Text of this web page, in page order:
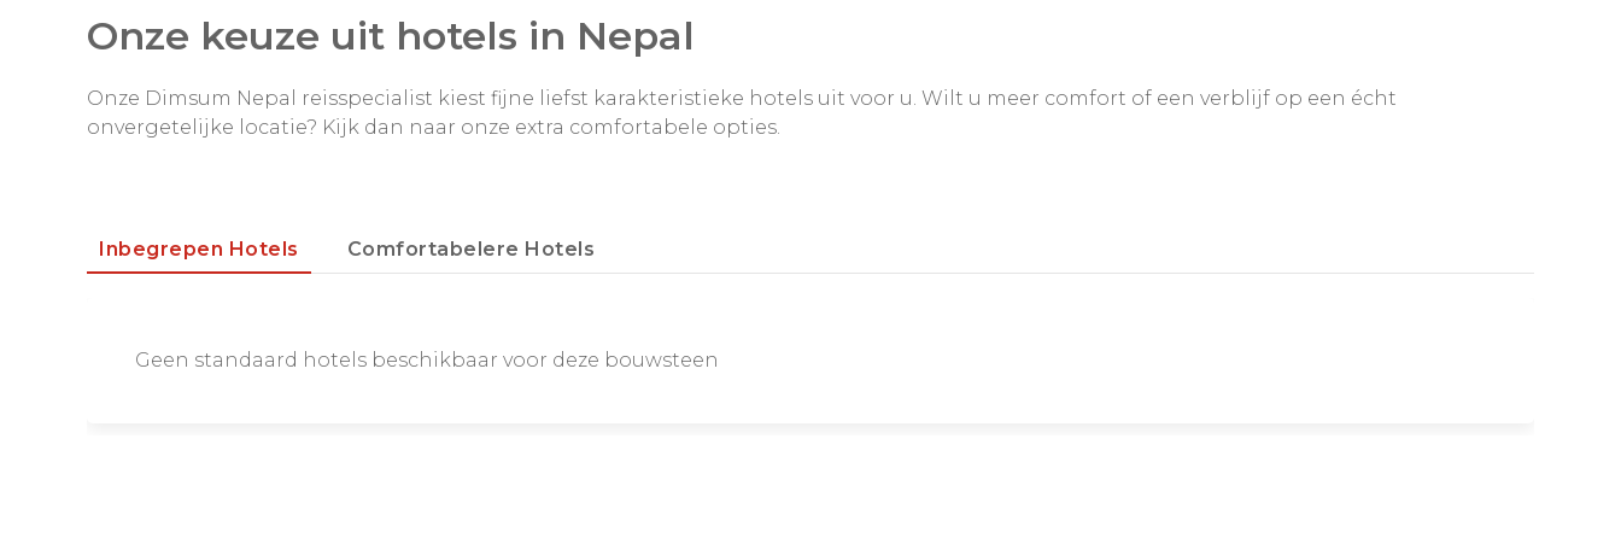
Onze keuze uit hotels in Nepal
Onze Dimsum Nepal reisspecialist kiest fijne liefst karakteristieke hotels uit voor u. Wilt u meer comfort of een verblijf op een écht
onvergetelijke locatie? Kijk dan naar onze extra comfortabele opties.
Inbegrepen Hotels Comfortabelere Hotels
Geen standaard hotels beschikbaar voor deze bouwsteen